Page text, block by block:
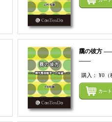
まとめてカートにいれる
靄の彼方
――
購入： ¥0